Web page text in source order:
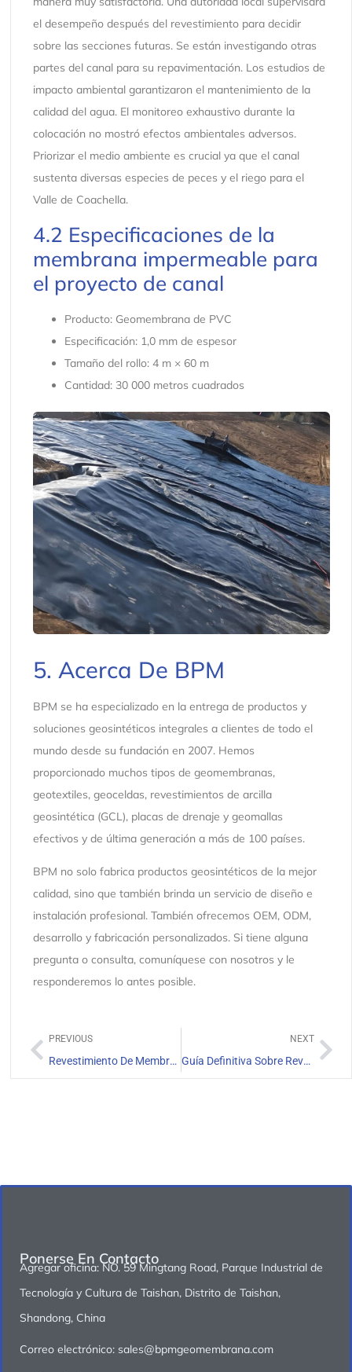
el desempeño después del revestimiento para decidir
sobre las secciones futuras. Se están investigando otras
partes del canal para su repavimentación. Los estudios de
impacto ambiental garantizaron el mantenimiento de la
calidad del agua. El monitoreo exhaustivo durante la
colocación no mostró efectos ambientales adversos.
Priorizar el medio ambiente es crucial ya que el canal
sustenta diversas especies de peces y el riego para el
Valle de Coachella.
4.2 Especificaciones de la
membrana impermeable para
el proyecto de canal
Producto: Geomembrana de PVC
Especificación: 1,0 mm de espesor
Tamaño del rollo: 4 m × 60 m
Cantidad: 30 000 metros cuadrados
5. Acerca De BPM
BPM se ha especializado en la entrega de productos y
soluciones geosintéticos integrales a clientes de todo el
mundo desde su fundación en 2007. Hemos
proporcionado muchos tipos de geomembranas,
geotextiles, geoceldas, revestimientos de arcilla
geosintética (GCL), placas de drenaje y geomallas
efectivos y de última generación a más de 100 países.
BPM no solo fabrica productos geosintéticos de la mejor
calidad, sino que también brinda un servicio de diseño e
instalación profesional. También ofrecemos OEM, ODM,
desarrollo y fabricación personalizados. Si tiene alguna
pregunta o consulta, comuníquese con nosotros y le
responderemos lo antes posible.
PREVIOUS
Revestimiento De Membrana De HDPE Para Proyecto De Ingeniería De Perforación En Perú
NEXT
Guía Definitiva Sobre Revestimiento De Presas De HDPE
Ponerse En Contacto
Agregar oficina: NO. 59 Mingtang Road, Parque Industrial de
Tecnología y Cultura de Taishan, Distrito de Taishan,
Shandong, China
Correo electrónico: sales@bpmgeomembrana.com